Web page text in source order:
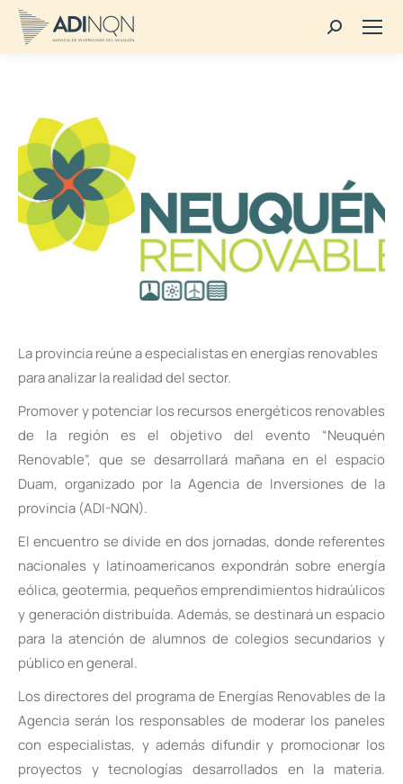
Buscar:
La provincia reúne a especialistas en energías renovables
para analizar la realidad del sector.
Promover y potenciar los recursos energéticos renovables
de la región es el objetivo del evento “Neuquén
Renovable”, que se desarrollará mañana en el espacio
Duam, organizado por la Agencia de Inversiones de la
provincia (ADI-NQN).
El encuentro se divide en dos jornadas, donde referentes
nacionales y latinoamericanos expondrán sobre energía
eólica, geotermia, pequeños emprendimientos hidraúlicos
y generación distribuída. Además, se destinará un espacio
para la atención de alumnos de colegios secundarios y
público en general.
Los directores del programa de Energías Renovables de la
Agencia serán los responsables de moderar los paneles
con especialistas, y además difundir y promocionar los
proyectos y tecnologías desarrollados en la materia.